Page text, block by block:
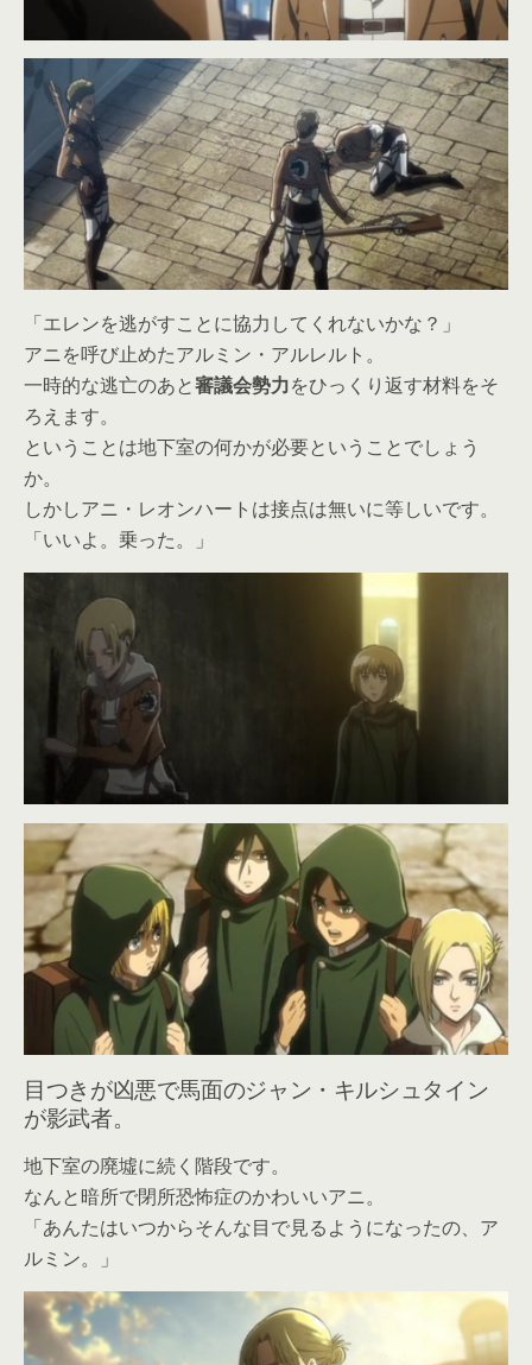
「エレンを逃がすことに協力してくれないかな？」
アニを呼び止めたアルミン・アルレルト。
一時的な逃亡のあと審議会勢力をひっくり返す材料をそ
ろえます。
ということは地下室の何かが必要ということでしょう
か。
しかしアニ・レオンハートは接点は無いに等しいです。
「いいよ。乗った。」
目つきが凶悪で馬面のジャン・キルシュタイン
が影武者。
地下室の廃墟に続く階段です。
なんと暗所で閉所恐怖症のかわいいアニ。
「あんたはいつからそんな目で見るようになったの、ア
ルミン。」